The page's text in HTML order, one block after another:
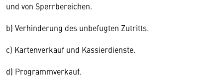
und von Sperrbereichen.
b) Verhinderung des unbefugten Zutritts.
c) Kartenverkauf und Kassierdienste.
d) Programmverkauf.